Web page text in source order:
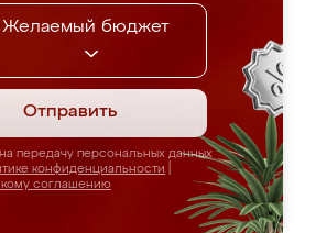
Желаемый бюджет
Отправить
передачу персональных данных
конфиденциальности
соглашению